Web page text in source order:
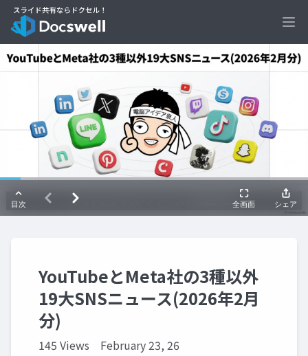
YouTubeとMeta社の3種以外
19大SNSニュース(2026年2月
分)
145 Views February 23, 26